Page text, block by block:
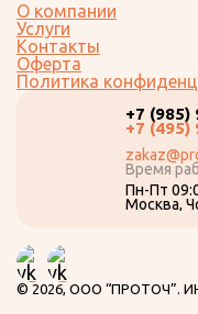
О компании
Услуги
Контакты
Оферта
Политика
+7 (985)
+7 (495)
Время
Пн-Пт
Москва,
© 2026, ООО “ПРОТОЧ”.